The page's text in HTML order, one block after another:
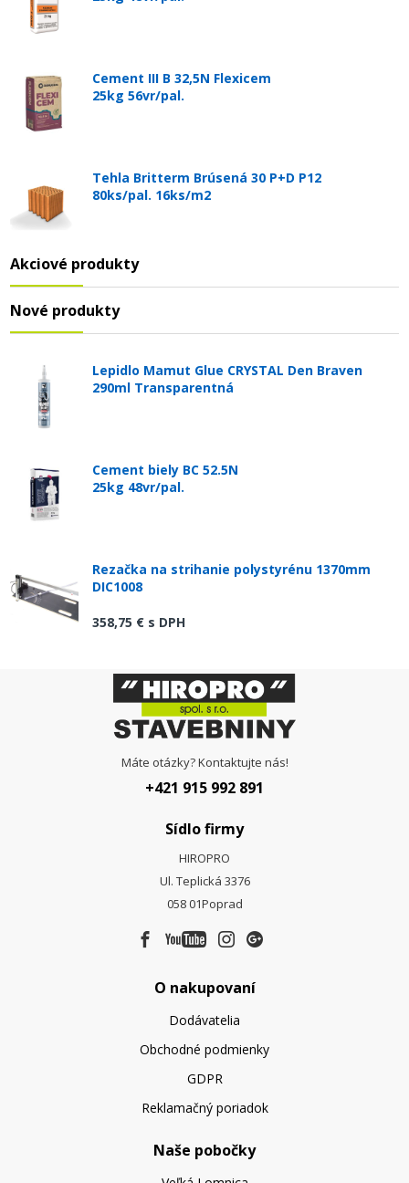
Cement III B 32,5N Flexicem
25kg 56vr/pal.
Tehla Britterm Brúsená 30 P+D P12
80ks/pal. 16ks/m2
Akciové produkty
Nové produkty
Lepidlo Mamut Glue CRYSTAL Den Braven
290ml Transparentná
Cement biely BC 52.5N
25kg 48vr/pal.
Rezačka na strihanie polystyrénu 1370mm
DIC1008
358,75 € s DPH
Máte otázky? Kontaktujte nás!
+421 915 992 891
Sídlo firmy
HIROPRO
Ul. Teplická 3376
058 01Poprad
O nakupovaní
Dodávatelia
Obchodné podmienky
GDPR
Reklamačný poriadok
Naše pobočky